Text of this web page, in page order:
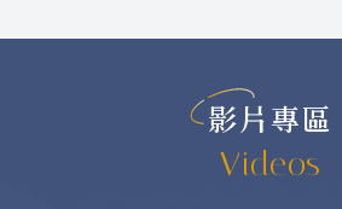
影片專區
Videos